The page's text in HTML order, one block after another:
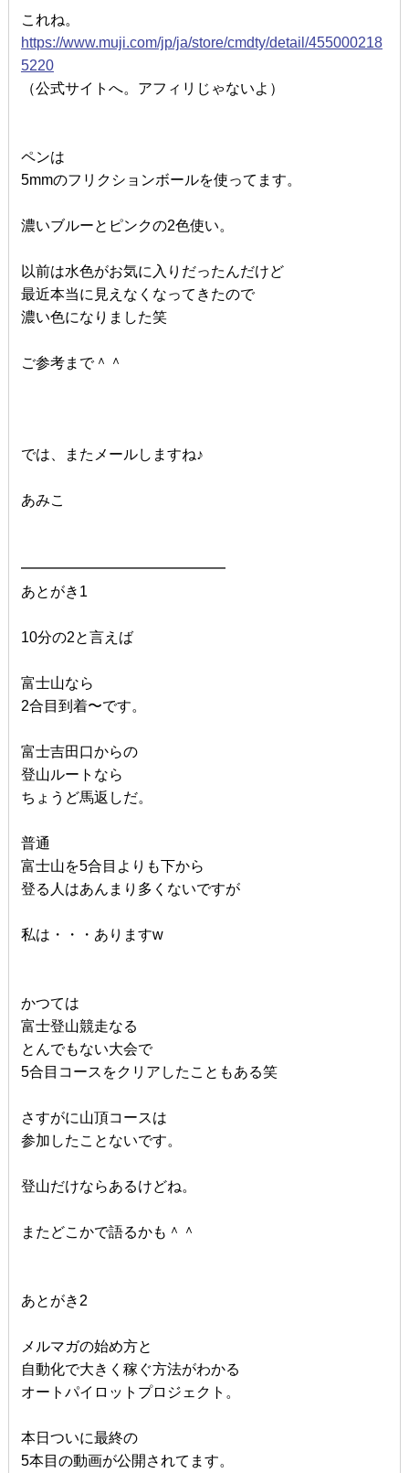
これね。
https://www.muji.com/jp/ja/store/cmdty/detail/455000218
5220
（公式サイトへ。アフィリじゃないよ）
ペンは
5mmのフリクションボールを使ってます。
濃いブルーとピンクの2色使い。
以前は水色がお気に入りだったんだけど
最近本当に見えなくなってきたので
濃い色になりました笑
ご参考まで＾＾
では、またメールしますね♪
あみこ
━━━━━━━━━━━━━━
あとがき1
10分の2と言えば
富士山なら
2合目到着〜です。
富士吉田口からの
登山ルートなら
ちょうど馬返しだ。
普通
富士山を5合目よりも下から
登る人はあんまり多くないですが
私は・・・ありますw
かつては
富士登山競走なる
とんでもない大会で
5合目コースをクリアしたこともある笑
さすがに山頂コースは
参加したことないです。
登山だけならあるけどね。
またどこかで語るかも＾＾
あとがき2
メルマガの始め方と
自動化で大きく稼ぐ方法がわかる
オートパイロットプロジェクト。
本日ついに最終の
5本目の動画が公開されてます。